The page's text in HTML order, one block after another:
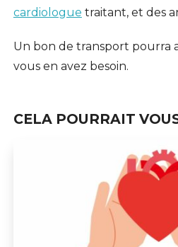
cardiologue traitant, et des
Un bon de transport pourra
vous en avez besoin.
CELA POURRAIT